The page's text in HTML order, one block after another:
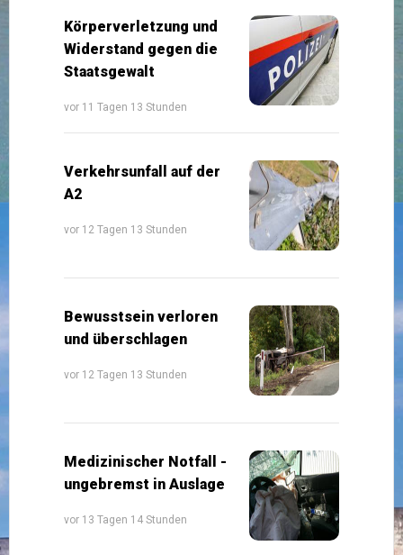
Körperverletzung und
Widerstand gegen die
Staatsgewalt
vor 11 Tagen 13 Stunden
Verkehrsunfall auf der
A2
vor 12 Tagen 13 Stunden
Bewusstsein verloren
und überschlagen
vor 12 Tagen 13 Stunden
Medizinischer Notfall -
ungebremst in Auslage
vor 13 Tagen 14 Stunden